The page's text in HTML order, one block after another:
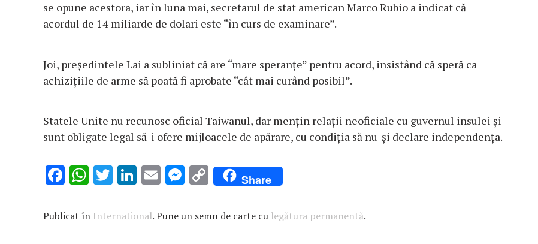
se opune acestora, iar în luna mai, secretarul de stat american Marco Rubio a indicat că
acordul de 14 miliarde de dolari este “în curs de examinare”.
Joi, preşedintele Lai a subliniat că are “mare speranţe” pentru acord, insistând că speră ca
achiziţiile de arme să poată fi aprobate “cât mai curând posibil”.
Statele Unite nu recunosc oficial Taiwanul, dar menţin relaţii neoficiale cu guvernul insulei şi
sunt obligate legal să-i ofere mijloacele de apărare, cu condiţia să nu-şi declare independenţa.
F
e
W
at
T
it
Li
k
E
ai
M
se
C
o
p
Share
Publicat în International. Pune un semn de carte cu legătura permanentă.